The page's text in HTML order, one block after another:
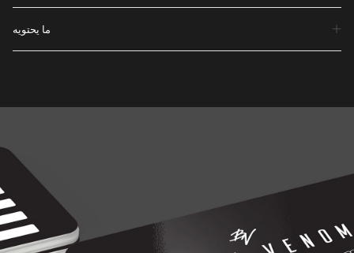
ما يحتويه